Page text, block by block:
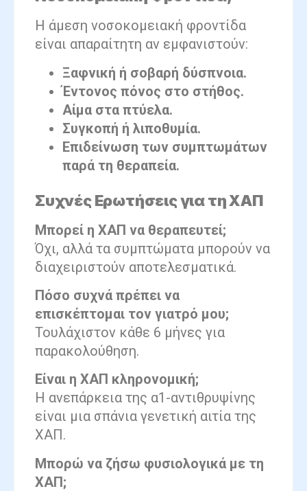
Η άμεση νοσοκομειακή φροντίδα
είναι απαραίτητη αν εμφανιστούν:
Ξαφνική ή σοβαρή δύσπνοια.
Έντονος πόνος στο στήθος.
Αίμα στα πτύελα.
Συγκοπή ή λιποθυμία.
Επιδείνωση των συμπτωμάτων
παρά τη θεραπεία.
Συχνές Ερωτήσεις για τη ΧΑΠ
Μπορεί η ΧΑΠ να θεραπευτεί;
Όχι, αλλά τα συμπτώματα μπορούν να
διαχειριστούν αποτελεσματικά.
Πόσο συχνά πρέπει να
επισκέπτομαι τον γιατρό μου;
Τουλάχιστον κάθε 6 μήνες για
παρακολούθηση.
Είναι η ΧΑΠ κληρονομική;
Η ανεπάρκεια της α1-αντιθρυψίνης
είναι μια σπάνια γενετική αιτία της
ΧΑΠ.
Μπορώ να ζήσω φυσιολογικά με τη
ΧΑΠ;